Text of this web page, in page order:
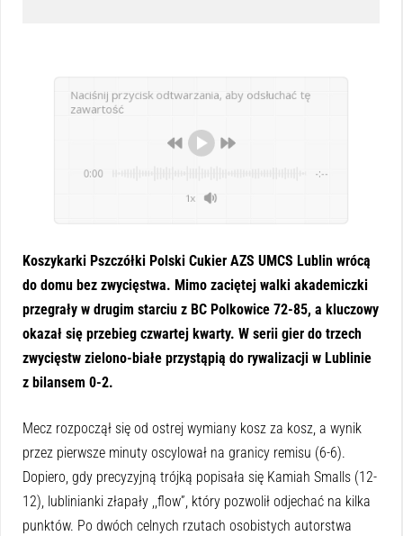
zawartość
1x
Koszykarki Pszczółki Polski Cukier AZS UMCS Lublin wrócą
do domu bez zwycięstwa. Mimo zaciętej walki akademiczki
przegrały w drugim starciu z BC Polkowice 72-85, a kluczowy
okazał się przebieg czwartej kwarty. W serii gier do trzech
zwycięstw zielono-białe przystąpią do rywalizacji w Lublinie
z bilansem 0-2.
Mecz rozpoczął się od ostrej wymiany kosz za kosz, a wynik
przez pierwsze minuty oscylował na granicy remisu (6-6).
Dopiero, gdy precyzyjną trójką popisała się Kamiah Smalls (12-
12), lublinianki złapały ,,flow”, który pozwolił odjechać na kilka
punktów. Po dwóch celnych rzutach osobistych autorstwa